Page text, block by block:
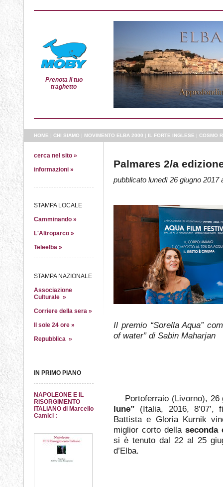
Prenota il tuo
traghetto
HOME | CHI SIAMO | MOVIMENTO ELBA 2000 | IL FORTE INGLESE | COSMO
cerca nel sito »
informazioni »
STAMPA LOCALE
Camminando »
L'Altroparco »
Teleelba »
STAMPA NAZIONALE
Associazione
Culturale »
Corriere della sera »
Il sole 24 ore »
Repubblica »
IN PRIMO PIANO
NAPOLEONE E IL
RISORGIMENTO
ITALIANO di Marcello
Camici :
Palmares 2/a
pubblicato lunedì 26 giugno 2017
Il premio “Sorella Aqua”
of water” di Sabin Maharjan
Portoferraio (Livorno), 26
lune” (Italia, 2016,
Battista e Gloria Kurnik
miglior corto della seconda
si è tenuto dal 22 al 25
d’Elba.